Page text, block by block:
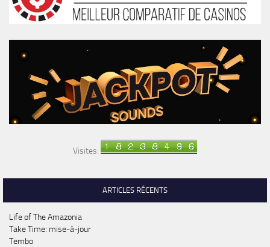
Visites:
ARTICLES RÉCENTS
Life of The Amazonia
Take Time: mise-à-jour
Tembo